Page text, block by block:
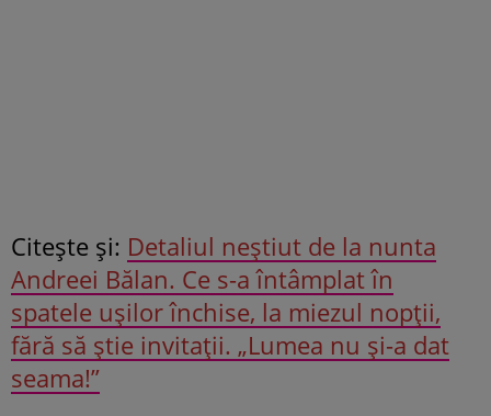
Citeşte şi: Detaliul neștiut de la nunta
Andreei Bălan. Ce s-a întâmplat în
spatele ușilor închise, la miezul nopții,
fără să știe invitații. „Lumea nu și-a dat
seama!”